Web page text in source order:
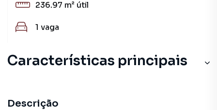
236.97 m² útil
1 vaga
Características principais
Descrição